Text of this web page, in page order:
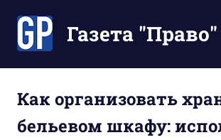
содержимомуГазета "Право"
экономят
Ваше
время
Как организовать
бельевом шкафу: